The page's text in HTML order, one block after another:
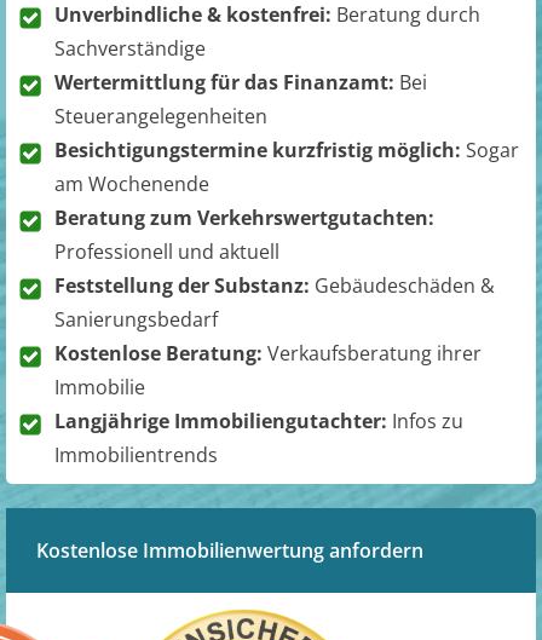
Unverbindliche & kostenfrei: Beratung durch
Sachverständige
Wertermittlung für das Finanzamt: Bei
Steuerangelegenheiten
Besichtigungstermine kurzfristig möglich: Sogar
am Wochenende
Beratung zum Verkehrswertgutachten:
Professionell und aktuell
Feststellung der Substanz: Gebäudeschäden &
Sanierungsbedarf
Kostenlose Beratung: Verkaufsberatung ihrer
Immobilie
Langjährige Immobiliengutachter: Infos zu
Immobilientrends
Kostenlose Immobilienwertung anfordern